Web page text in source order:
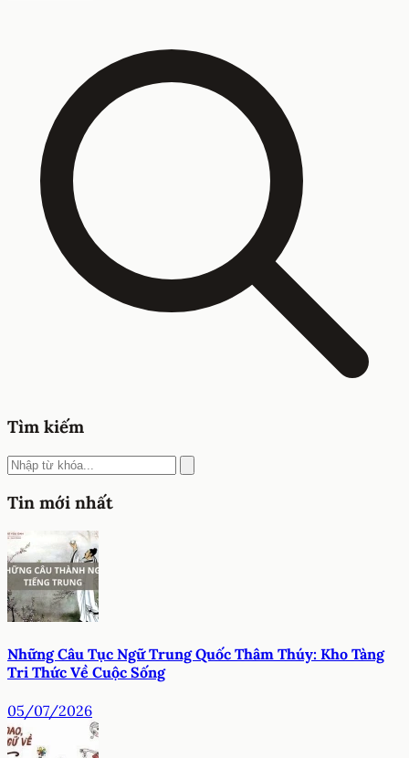
Tìm kiếm
Tin mới nhất
Những Câu Tục Ngữ Trung Quốc Thâm Thúy: Kho Tàng
Tri Thức Về Cuộc Sống
05/07/2026